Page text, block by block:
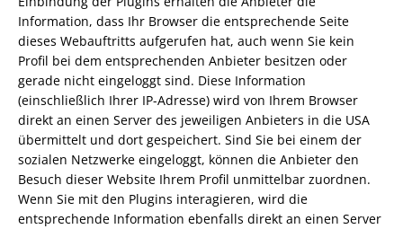
Information, dass Ihr Browser die entsprechende Seite
dieses Webauftritts aufgerufen hat, auch wenn Sie kein
Profil bei dem entsprechenden Anbieter besitzen oder
gerade nicht eingeloggt sind. Diese Information
(einschließlich Ihrer IP-Adresse) wird von Ihrem Browser
direkt an einen Server des jeweiligen Anbieters in die USA
übermittelt und dort gespeichert. Sind Sie bei einem der
sozialen Netzwerke eingeloggt, können die Anbieter den
Besuch dieser Website Ihrem Profil unmittelbar zuordnen.
Wenn Sie mit den Plugins interagieren, wird die
entsprechende Information ebenfalls direkt an einen Server